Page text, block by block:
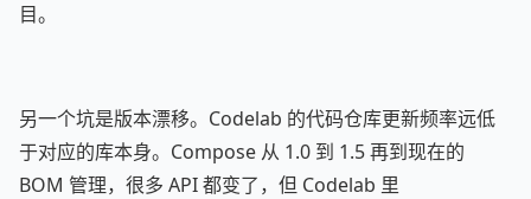
目。
另一个坑是版本漂移。Codelab 的代码仓库更新频率远低
于对应的库本身。Compose 从 1.0 到 1.5 再到现在的
BOM 管理，很多 API 都变了，但 Codelab 里